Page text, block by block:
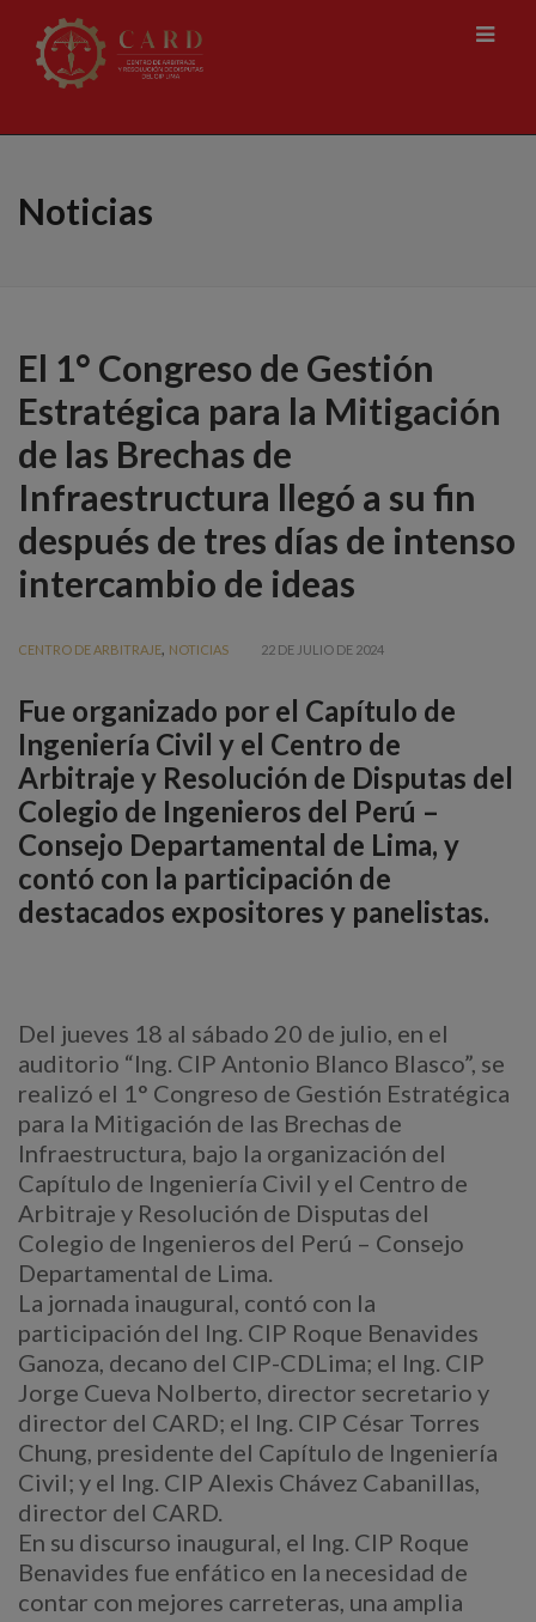
Noticias
El 1° Congreso de Gestión
Estratégica para la Mitigación
de las Brechas de
Infraestructura llegó a su fin
después de tres días de intenso
intercambio de ideas
CENTRO DE ARBITRAJE, NOTICIAS 22 DE JULIO DE 2024
Fue organizado por el Capítulo de
Ingeniería Civil y el Centro de
Arbitraje y Resolución de Disputas del
Colegio de Ingenieros del Perú –
Consejo Departamental de Lima, y
contó con la participación de
destacados expositores y panelistas.
Del jueves 18 al sábado 20 de julio, en el
auditorio “Ing. CIP Antonio Blanco Blasco”, se
realizó el 1° Congreso de Gestión Estratégica
para la Mitigación de las Brechas de
Infraestructura, bajo la organización del
Capítulo de Ingeniería Civil y el Centro de
Arbitraje y Resolución de Disputas del
Colegio de Ingenieros del Perú – Consejo
Departamental de Lima.
La jornada inaugural, contó con la
participación del Ing. CIP Roque Benavides
Ganoza, decano del CIP-CDLima; el Ing. CIP
Jorge Cueva Nolberto, director secretario y
director del CARD; el Ing. CIP César Torres
Chung, presidente del Capítulo de Ingeniería
Civil; y el Ing. CIP Alexis Chávez Cabanillas,
director del CARD.
En su discurso inaugural, el Ing. CIP Roque
Benavides fue enfático en la necesidad de
contar con mejores carreteras, una amplia